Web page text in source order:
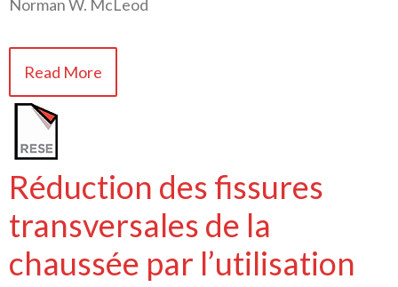
Norman W. McLeod
Read More
Réduction des fissures
transversales de la
chaussée par l’utilisation